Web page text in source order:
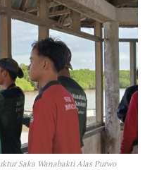
Saka Wanabakti Alas Purwo